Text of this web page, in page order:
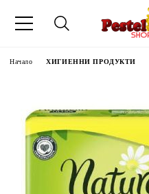
Начало ХИГИЕННИ ПРОДУКТИ